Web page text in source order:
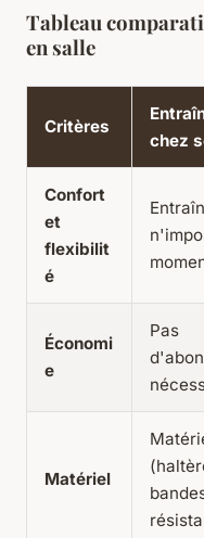
Tableau
en salle
Critères
chez
Confort
et
flexibilit
é
Économi
e
Pas
Matériel